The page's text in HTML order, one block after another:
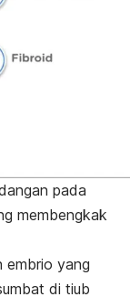
pada
membengkak
embrio yang
di tiub